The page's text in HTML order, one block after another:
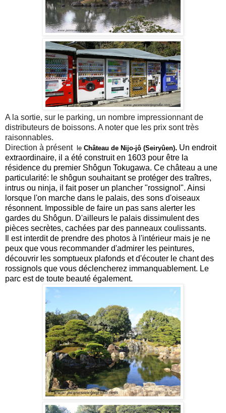
A la sortie, sur le parking, un nombre impressionnant de
distributeurs de boissons. A noter que les prix sont très
raisonnables.
Direction à présent
le Château de Nijo-jô (Seiryûen). Un endroit
extraordinaire, il a été construit en 1603 pour être la
résidence du premier Shôgun Tokugawa. Ce château a une
particularité: le shôgun souhaitant se protéger des traîtres,
intrus ou ninja, il fait poser un plancher "rossignol". Ainsi
lorsque l'on marche dans le palais, des sons d'oiseaux
résonnent. Impossible de faire un pas sans alerter les
gardes du Shôgun. D'ailleurs le palais dissimulent des
pièces secrètes, cachées par des panneaux coulissants.
Il est interdit de prendre des photos à l'intérieur mais je ne
peux que vous recommander d'admirer les peintures,
découvrir les somptueux plafonds et d'écouter le chant des
rossignols que vous déclencherez immanquablement. Le
parc est de toute beauté également.